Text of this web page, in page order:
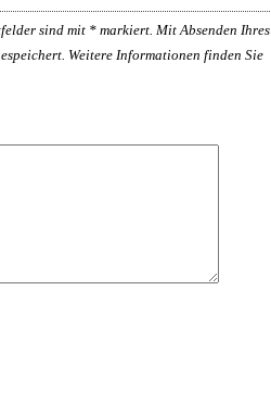
sind mit * markiert. Mit Absenden Ihres
Weitere Informationen finden Sie